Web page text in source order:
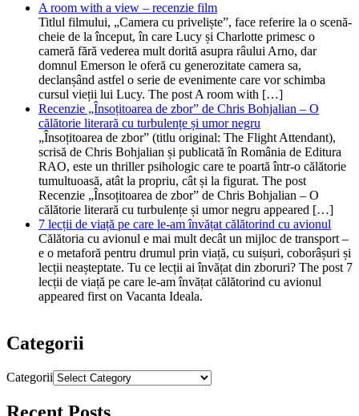
A room with a view – recenzie film
Titlul filmului, „Camera cu priveliște”, face referire la o scenă-
cheie de la început, în care Lucy și Charlotte primesc o
cameră fără vederea mult dorită asupra râului Arno, dar
domnul Emerson le oferă cu generozitate camera sa,
declanșând astfel o serie de evenimente care vor schimba
cursul vieții lui Lucy. The post A room with […]
Recenzie „Însoțitoarea de zbor” de Chris Bohjalian – O
călătorie literară cu turbulențe și umor negru
„Însoțitoarea de zbor” (titlu original: The Flight Attendant),
scrisă de Chris Bohjalian și publicată în România de Editura
RAO, este un thriller psihologic care te poartă într-o călătorie
tumultuoasă, atât la propriu, cât și la figurat. The post
Recenzie „Însoțitoarea de zbor” de Chris Bohjalian – O
călătorie literară cu turbulențe și umor negru appeared […]
7 lecții de viață pe care le-am învățat călătorind cu avionul
Călătoria cu avionul e mai mult decât un mijloc de transport –
e o metaforă pentru drumul prin viață, cu suișuri, coborâșuri și
lecții neașteptate. Tu ce lecții ai învățat din zboruri? The post 7
lecții de viață pe care le-am învățat călătorind cu avionul
appeared first on Vacanta Ideala.
Categorii
Categorii